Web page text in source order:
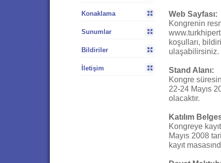
Konaklama
Sunumlar
Bildiriler
İletişim
Web Sayfası:
Kongrenin
koşulları,
ulaşabilirsiniz.
Stand Alanı:
Kongre
22-24 Mayıs
olacaktır.
Katılım
Kongreye
Mayıs 2008
kayıt